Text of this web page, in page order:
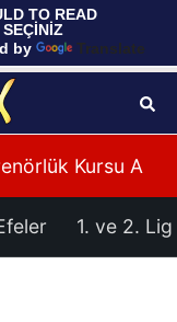
TO READ
by
Translate
Tur Elemeleri
Kursu
1. ve 2. Lig